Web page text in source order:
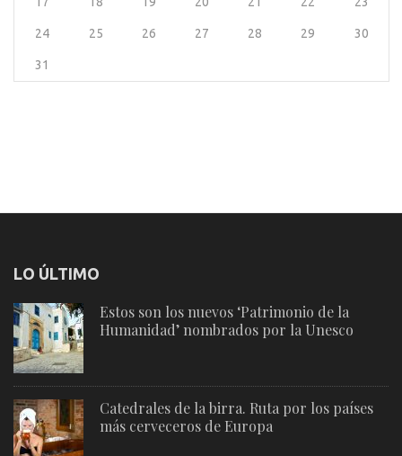
24 25 26 27 28 29 30
31
LO ÚLTIMO
Estos son los nuevos ‘Patrimonio de la
Humanidad’ nombrados por la Unesco
Catedrales de la birra. Ruta por los países
más cerveceros de Europa